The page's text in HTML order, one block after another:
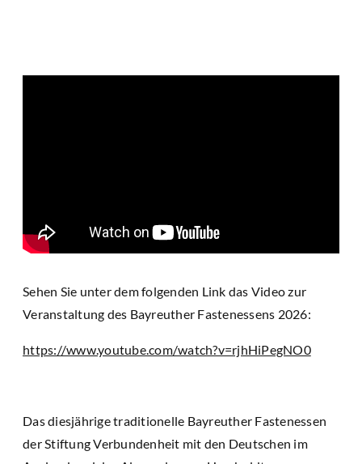
Sehen Sie unter dem folgenden Link das Video zur
Veranstaltung des Bayreuther Fastenessens 2026:
https://www.youtube.com/watch?v=rjhHiPegNO0
Das diesjährige traditionelle Bayreuther Fastenessen
der Stiftung Verbundenheit mit den Deutschen im